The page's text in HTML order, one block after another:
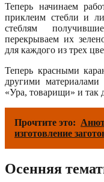
Теперь начинаем
приклеим стебли и
стеблям
перекрываем их
для каждого из трех
Теперь красными
другими
«Ура, товарищи» и так
Прочтите это:
изготовление
Осенняя